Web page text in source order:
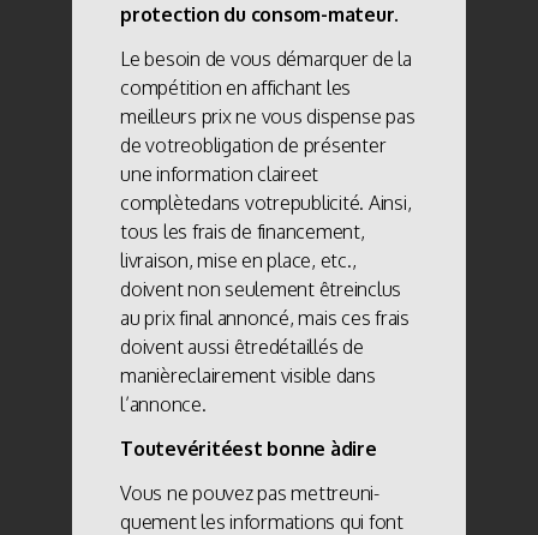
protection du consom-mateur.
Le besoin de vous démarquer de la
compétition en affichant les
meilleurs prix ne vous dispense pas
de votreobligation de présenter
une information claireet
complètedans votrepublicité. Ainsi,
tous les frais de financement,
livraison, mise en place, etc.,
doivent non seulement êtreinclus
au prix final annoncé, mais ces frais
doivent aussi êtredétaillés de
manièreclairement visible dans
l’annonce.
Toutevéritéest bonne àdire
Vous ne pouvez pas mettreuni-
quement les informations qui font